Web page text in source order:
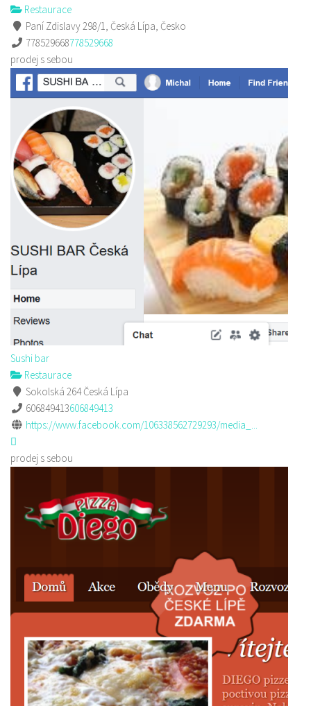
Restaurace
Paní Zdislavy 298/1, Česká Lípa, Česko
778529668778529668
prodej s sebou
Sushi bar
Restaurace
Sokolská 264 Česká Lípa
606849413606849413
https://www.facebook.com/106338562729293/media_...
prodej s sebou